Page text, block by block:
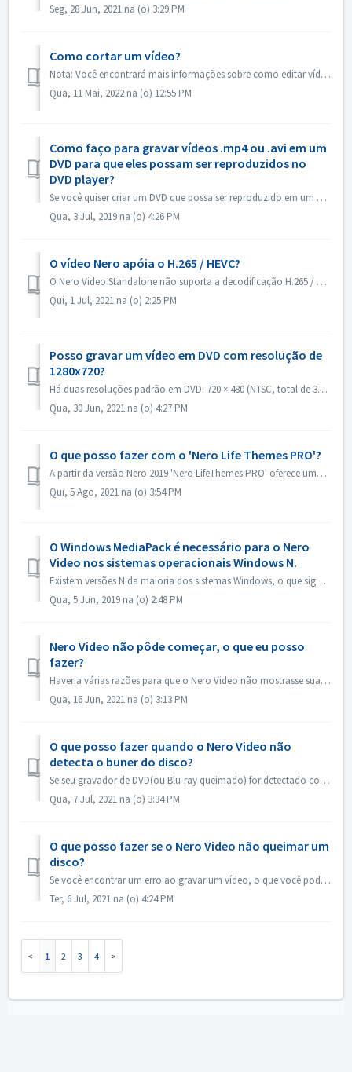
Seg, 28 Jun, 2021 na (o) 3:29 PM
Como cortar um vídeo?
Nota: Você encontrará mais informações sobre como editar vídeos no link a seguir: Edição de vídeos Siga o link abaixo para obter mais informações abozt edi...
Qua, 11 Mai, 2022 na (o) 12:55 PM
Como faço para gravar vídeos .mp4 ou .avi em um
DVD para que eles possam ser reproduzidos no
DVD player?
Se você quiser criar um DVD que possa ser reproduzido em um DVD player, primeiro você precisa lembrar qual é o formato do disco. Há uma diferença fundamenta...
Qua, 3 Jul, 2019 na (o) 4:26 PM
O vídeo Nero apóia o H.265 / HEVC?
O Nero Video Standalone não suporta a decodificação H.265 / HEVC. A decodificação H.265 / HEVC está disponível somente no Nero Platinum Suite.
Qui, 1 Jul, 2021 na (o) 2:25 PM
Posso gravar um vídeo em DVD com resolução de
1280x720?
Há duas resoluções padrão em DVD: 720 × 480 (NTSC, total de 345.600 pixels) e 720 × 576 (PAL total de 414.720 pixels), ambas disponíveis em proporções de 4:...
Qua, 30 Jun, 2021 na (o) 4:27 PM
O que posso fazer com o 'Nero Life Themes PRO'?
A partir da versão Nero 2019 'Nero LifeThemes PRO' oferece uma gama completa de desenhos temáticos de filmes de alta qualidade, modelos de menus de ...
Qui, 5 Ago, 2021 na (o) 3:54 PM
O Windows MediaPack é necessário para o Nero
Video nos sistemas operacionais Windows N.
Existem versões N da maioria dos sistemas Windows, o que significa que o sistema não contém o Windows Media Player. Nesses sistemas Windows N, para executa...
Qua, 5 Jun, 2019 na (o) 2:48 PM
Nero Video não pôde começar, o que eu posso
fazer?
Haveria várias razões para que o Nero Video não mostrasse sua janela de aplicação. Se o Nero Video não pudesse iniciar, a MediaHome não poderia iniciar, mas...
Qua, 16 Jun, 2021 na (o) 3:13 PM
O que posso fazer quando o Nero Video não
detecta o buner do disco?
Se seu gravador de DVD(ou Blu-ray queimado) for detectado como gravador de CD, favor consultar este artigo: https://nerosupport.freshdesk.com/en/support/sol...
Qua, 7 Jul, 2021 na (o) 3:34 PM
O que posso fazer se o Nero Video não queimar um
disco?
Se você encontrar um erro ao gravar um vídeo, o que você pode fazer? Vá para C:\Users[current user]\AppData\Roaming]Nero[current Nero version]\Nero Vision,...
Ter, 6 Jul, 2021 na (o) 4:24 PM
1 2 3 4